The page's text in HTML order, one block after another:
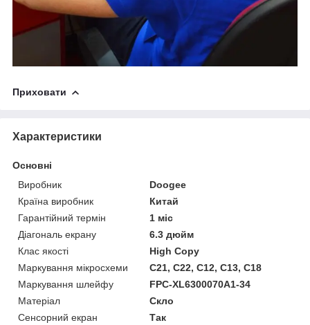
Приховати
Характеристики
Основні
Виробник
Doogee
Країна виробник
Китай
Гарантійний термін
1 міс
Діагональ екрану
6.3 дюйм
Клас якості
High Copy
Маркування мікросхеми
С21, С22, С12, С13, С18
Маркування шлейфу
FPC-XL6300070A1-34
Матеріал
Скло
Сенсорний екран
Так